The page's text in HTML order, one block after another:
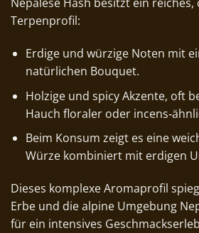
Terpenprofil:
Erdige und würzige Noten mit
natürlichen Bouquet.
Holzige und spicy Akzente, oft
Hauch floraler oder
Beim Konsum zeigt es eine
Würze kombiniert mit erdigen
Dieses komplexe Aromaprofil
Erbe und die alpine Umgebung
für ein intensives